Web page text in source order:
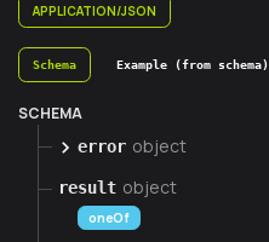
APPLICATION/JSON
Schema Example (from schema)
SCHEMA
error object
result object
oneOf